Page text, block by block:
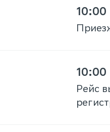
10:00
10:00
Рейс